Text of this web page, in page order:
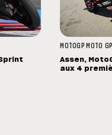
MOTOGP MOTO GP
Assen,
aux 4